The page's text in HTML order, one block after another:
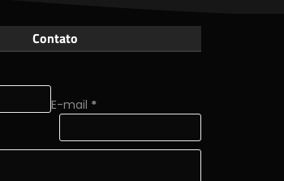
Contato
E-mail *